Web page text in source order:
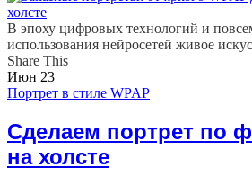
В эпоху цифровых технологий и
использования нейросетей живое
Share This
Июн 23
Портрет в стиле WPAP
Сделаем портрет по
на холсте